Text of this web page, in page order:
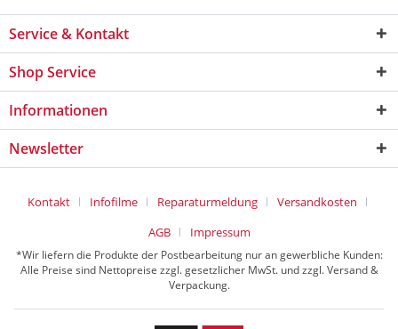
Service & Kontakt
Shop Service
Informationen
Newsletter
Kontakt Infofilme Reparaturmeldung
Versandkosten
AGB
Impressum
*Wir liefern die Produkte der Postbearbeitung nur an gewerbliche Kunden:
Alle Preise sind Nettopreise zzgl. gesetzlicher MwSt. und zzgl. Versand &
Verpackung.